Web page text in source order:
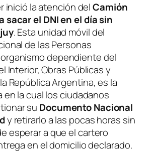
inició la atención delCamión
sacar el DNI en el día sin
. Esta unidad móvil del
de las Personas
dependiente del
Interior, Obras Públicas y
República Argentina, es la
en la cual los ciudadanos
su Documento Nacional
y retirarlo a las pocas horas sin
esperar a que el cartero
en el domicilio declarado.